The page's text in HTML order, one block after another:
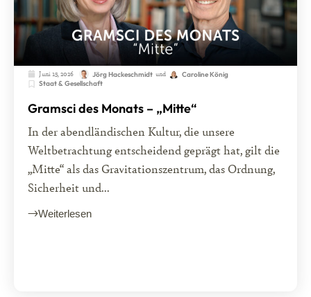
Juni 15, 2026 Jörg Hackeschmidt und
Caroline König
Staat & Gesellschaft
Gramsci des Monats – „Mitte“
In der abendländischen Kultur, die unsere
Weltbetrachtung entscheidend geprägt hat, gilt die
„Mitte“ als das Gravitationszentrum, das Ordnung,
Sicherheit und...
Weiterlesen